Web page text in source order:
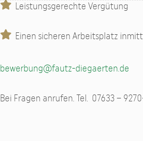
Leistungsgerechte Vergütung
Einen sicheren Arbeitsplatz
bewerbung@fautz-diegaerten.de
Bei Fragen anrufen. Tel. 07633 –